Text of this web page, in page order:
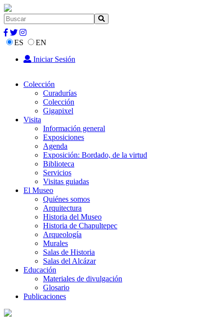
ES
EN
Iniciar Sesión
Colección
Curadurías
Colección
Gigapixel
Visita
Información general
Exposiciones
Agenda
Exposición: Bordado, de la virtud
Biblioteca
Servicios
Visitas guiadas
El Museo
Quiénes somos
Arquitectura
Historia del Museo
Historia de Chapultepec
Arqueología
Murales
Salas de Historia
Salas del Alcázar
Educación
Materiales de divulgación
Glosario
Publicaciones